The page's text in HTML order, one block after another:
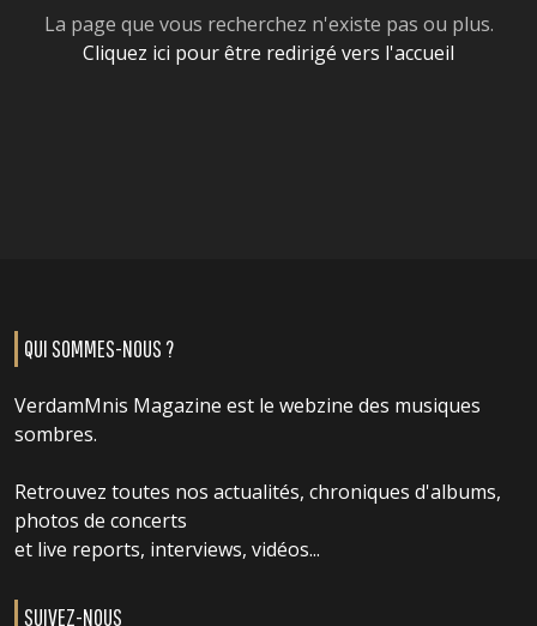
La page que vous recherchez n'existe pas ou plus.
Cliquez ici pour être redirigé vers l'accueil
QUI SOMMES-NOUS ?
VerdamMnis Magazine est le webzine des musiques
sombres.
Retrouvez toutes nos actualités, chroniques d'albums,
photos de concerts
et live reports, interviews, vidéos...
SUIVEZ-NOUS